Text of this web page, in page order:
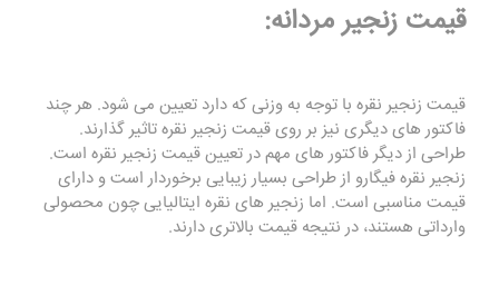
قیمت زنجیر مردانه:
قیمت زنجیر نقره با توجه به وزنی که دارد تعیین می شود. هر چند
فاکتور های دیگری نیز بر روی قیمت زنجیر نقره تاثیر گذارند.
طراحی از دیگر فاکتور های مهم در تعیین قیمت زنجیر نقره است.
زنجیر نقره فیگارو از طراحی بسیار زیبایی برخوردار است و دارای
قیمت مناسبی است. اما زنجیر های نقره ایتالیایی چون محصولی
وارداتی هستند، در نتیجه قیمت بالاتری دارند.